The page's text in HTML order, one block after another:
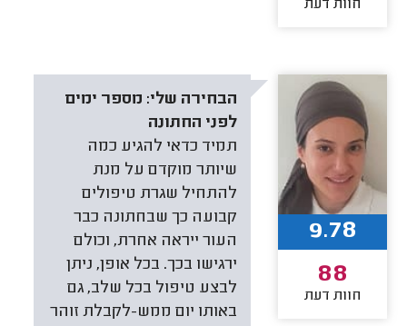
חוות דעת
הבחירה שלי: מספר ימים
לפני החתונה
תמיד כדאי להגיע כמה
שיותר מוקדם על מנת
להתחיל שגרת טיפולים
קבועה כך שבחתונה כבר
העור ייראה אחרת, וכולם
ירגישו בכך. בכל אופן, ניתן
לבצע טיפול בכל שלב, גם
באותו יום ממש-לקבלת זוהר
9.78
88
חוות דעת